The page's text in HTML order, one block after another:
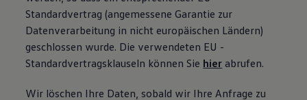
Standardvertrag (angemessene Garantie zur
Datenverarbeitung in nicht europäischen Ländern)
geschlossen wurde. Die verwendeten EU -
Standardvertragsklauseln können Sie hier abrufen.
Wir löschen Ihre Daten, sobald wir Ihre Anfrage zu